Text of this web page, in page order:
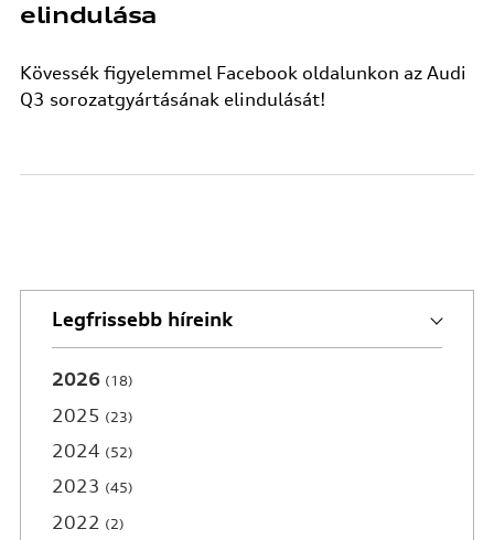
elindulása
Kövessék figyelemmel Facebook oldalunkon az Audi
Q3 sorozatgyártásának elindulását!
Legfrissebb híreink
2026 18
2025 23
2024 52
2023 45
2022 2